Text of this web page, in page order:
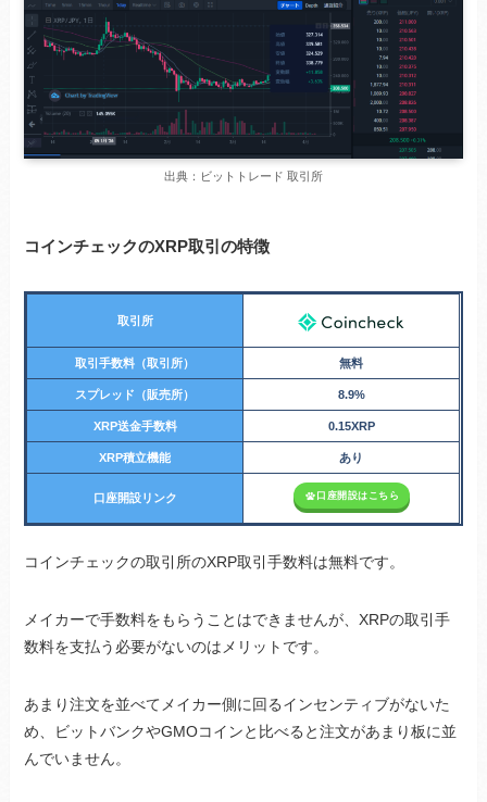
出典：ビットトレード 取引所
コインチェックのXRP取引の特徴
取引所
取引手数料（取引所） 無料
スプレッド（販売所） 8.9%
XRP送金手数料 0.15XRP
XRP積立機能 あり
口座開設リンク 口座開設はこちら
コインチェックの取引所のXRP取引手数料は無料です。
メイカーで手数料をもらうことはできませんが、XRPの取引手
数料を支払う必要がないのはメリットです。
あまり注文を並べてメイカー側に回るインセンティブがないた
め、ビットバンクやGMOコインと比べると注文があまり板に並
んでいません。